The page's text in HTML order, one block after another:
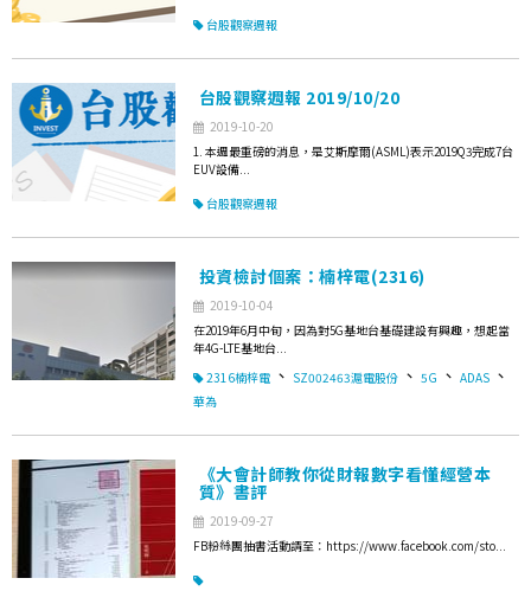
台股觀察週報
台股觀察週報 2019/10/20
2019-10-20
1. 本週最重磅的消息，是艾斯摩爾(ASML)表示2019Q3完成7台
EUV設備...
台股觀察週報
投資檢討個案：楠梓電(2316)
2019-10-04
在2019年6月中旬，因為對5G基地台基礎建設有興趣，想起當
年4G-LTE基地台...
2316楠梓電 、 SZ002463滬電股份 、 5G 、 ADAS 、
華為
《大會計師教你從財報數字看懂經營本
質》書評
2019-09-27
FB粉絲團抽書活動請至：https://www.facebook.com/sto...